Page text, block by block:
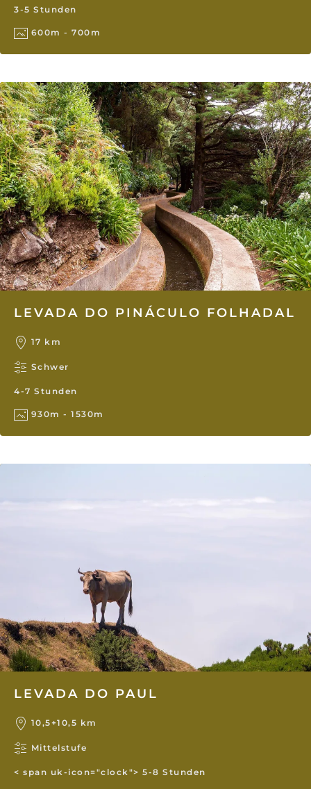
3-5 Stunden
600m - 700m
LEVADA DO PINÁCULO FOLHADAL
17 km
Schwer
4-7 Stunden
930m - 1530m
LEVADA DO PAUL
10,5+10,5 km
Mittelstufe
< span uk-icon="clock"> 5-8 Stunden